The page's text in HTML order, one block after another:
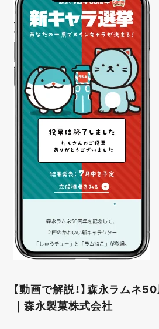
【動画で解説！】森永ラムネ
｜森永製菓株式会社